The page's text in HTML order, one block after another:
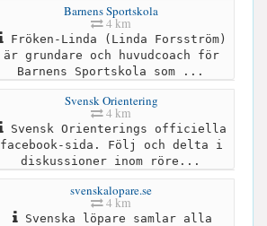
Barnens Sportskola
4 km
Fröken-Linda (Linda Forsström)
är grundare och huvudcoach för
Barnens Sportskola som ...
Svensk Orientering
4 km
Svensk Orienterings officiella
facebook-sida. Följ och delta i
diskussioner inom röre...
svenskalopare.se
4 km
Svenska löpare samlar alla